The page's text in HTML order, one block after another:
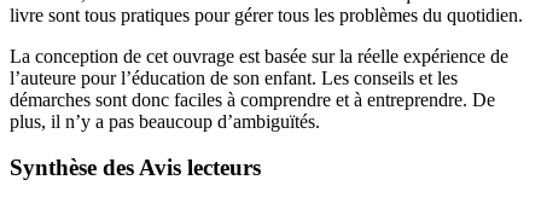
livre sont tous pratiques pour gérer tous les problèmes du quotidien.
La conception de cet ouvrage est basée sur la réelle expérience de
l’auteure pour l’éducation de son enfant. Les conseils et les
démarches sont donc faciles à comprendre et à entreprendre. De
plus, il n’y a pas beaucoup d’ambiguïtés.
Synthèse des Avis lecteurs